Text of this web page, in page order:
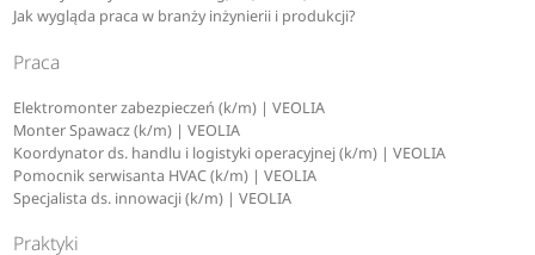
Jak wygląda praca w branży inżynierii i produkcji?
Praca
Elektromonter zabezpieczeń (k/m) | VEOLIA
Monter Spawacz (k/m) | VEOLIA
Koordynator ds. handlu i logistyki operacyjnej (k/m) | VEOLIA
Pomocnik serwisanta HVAC (k/m) | VEOLIA
Specjalista ds. innowacji (k/m) | VEOLIA
Praktyki